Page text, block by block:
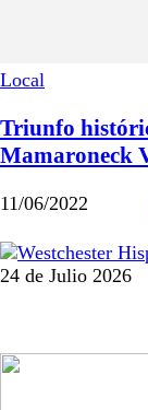
Local
Triunfo
Mamaroneck
11/06/2022
24 de Julio 2026